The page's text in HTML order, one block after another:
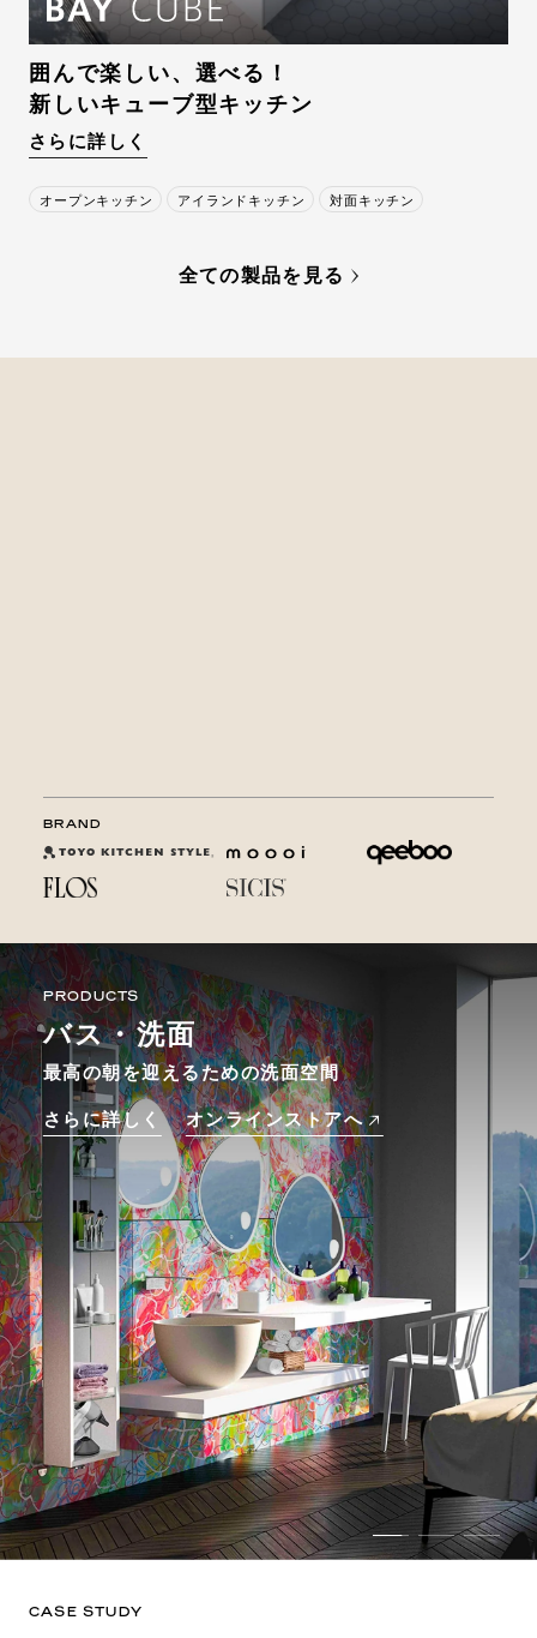
囲んで楽しい、選べる！
新しいキューブ型キッチン
さらに詳しく
オープンキッチン アイランドキッチン 対面キッチン
全ての製品を見る
BRAND
PRODUCTS
バス・洗面
最高の朝を迎えるための洗面空間
さらに詳しく オンラインストアへ
CASE STUDY